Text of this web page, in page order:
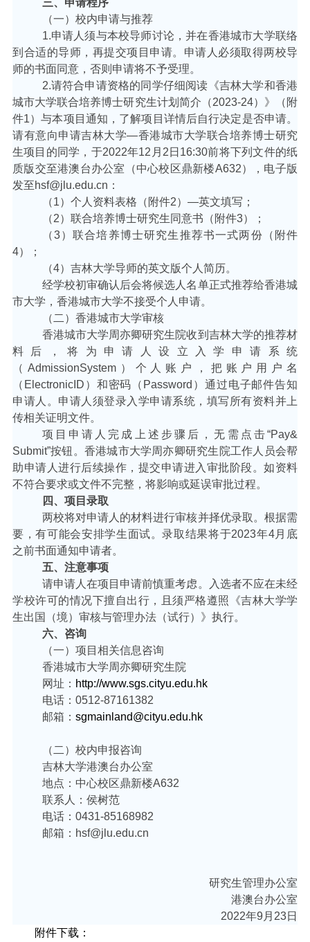
三、申请程序
（一）校内申请与推荐
1.申请人须与本校导师讨论，并在香港城市大学联络
到合适的导师，再提交项目申请。申请人必须取得两校导
师的书面同意，否则申请将不予受理。
2.请符合申请资格的同学仔细阅读《吉林大学和香港
城市大学联合培养博士研究生计划简介（2023-24）》（附
件1）与本项目通知，了解项目详情后自行决定是否申请。
请有意向申请吉林大学—香港城市大学联合培养博士研究
生项目的同学，于2022年12 月 2 日 16:30前将下列文件的纸
质版交至港澳台办公室（中心校区鼎新楼A632），电子版
发至hsf@jlu.edu.cn ：
（1）个人资料表格（附件2） —英文填写；
（2）联合培养博士研究生同意书（附件3）；
（3）联合培养博士研究生推荐书一式两份（附件
4）；
（4）吉林大学导师的英文版个人简历。
经学校初审确认后会将候选人名单正式推荐给香港城
市大学，香港城市大学不接受个人申请。
（二）香港城市大学审核
香港城市大学周亦卿研究生院收到吉林大学的推荐材
料后，将为申请人设立入学申请系统
（ AdmissionSystem）个人账户，把账户用户名
（ ElectronicID ）和密码（ Password ）通过电子邮件告知
申请人。申请人须登录入学申请系统，填写所有资料并上
传相关证明文件。
项目申请人完成上述步骤后，无需点击“Pay&
Submit”按钮。香港城市大学周亦卿研究生院工作人员会帮
助申请人进行后续操作，提交申请进入审批阶段。如资料
不符合要求或文件不完整，将影响或延误审批过程。
四、项目录取
两校将对申请人的材料进行审核并择优录取。根据需
要，有可能会安排学生面试。录取结果将于2023年4月底
之前书面通知申请者。
五、注意事项
请申请人在项目申请前慎重考虑。入选者不应在未经
学校许可的情况下擅自出行，且须严格遵照《吉林大学学
生出国（境）审核与管理办法（试行）》执行。
六、咨询
（一）项目相关信息咨询
香港城市大学周亦卿研究生院
网址： http://www.sgs.cityu.edu.hk
电话： 0512-87161382
邮箱： sgmainland@cityu.edu.hk
（二）校内申报咨询
吉林大学港澳台办公室
地点：中心校区鼎新楼A632
联系人：侯树范
电话： 0431-85168982
邮箱： hsf@jlu.edu.cn
研究生管理办公室
港澳台办公室
2022年9 月 23日
附件下载：